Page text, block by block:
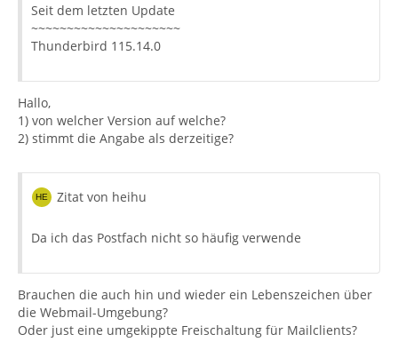
Seit dem letzten Update
~~~~~~~~~~~~~~~~~~~~~
Thunderbird 115.14.0
Hallo,
1) von welcher Version auf welche?
2) stimmt die Angabe als derzeitige?
Zitat von heihu
Da ich das Postfach nicht so häufig verwende
Brauchen die auch hin und wieder ein Lebenszeichen über
die Webmail-Umgebung?
Oder just eine umgekippte Freischaltung für Mailclients?